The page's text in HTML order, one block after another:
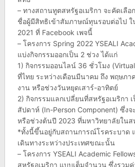
– ทางสถานทูตสหรัฐอเมริกา จะคัดเลือ
ชื่อผู้มีสิทธิเข้าสัมภาษณ์ทุนรอบต่อไป ใ
2021 ที่ Facebook เพจนี้
– โครงการ Spring 2022 YSEALI
แบ่งกิจกรรมออกเป็น 2 ช่วง ได้แก่
1) กิจกรรมออนไลน์ 36 ชั่วโมง
ที่ไทย ระหว่างเดือนมีนาคม ถึง พฤษภา
งาน หรือช่วงวันหยุดเสาร์-อาทิตย์
2) กิจกรรมแลกเปลี่ยนที่สหรัฐอเมริกา
สัปดาห์ (In-Person Component) ซึ่ง
หรือช่วงต้นปี 2023 ที่มหาวิทยาลัยในส
*ทั้งนี้ขึ้นอยู่กับสถานการณ์โรคระบาด
เดินทางระหว่างประเทศขณะนั้น
– โครงการ YSEALI Academic
สหรัฐอเมริกา แบบเต็มจำนวน ซึ่งรวม